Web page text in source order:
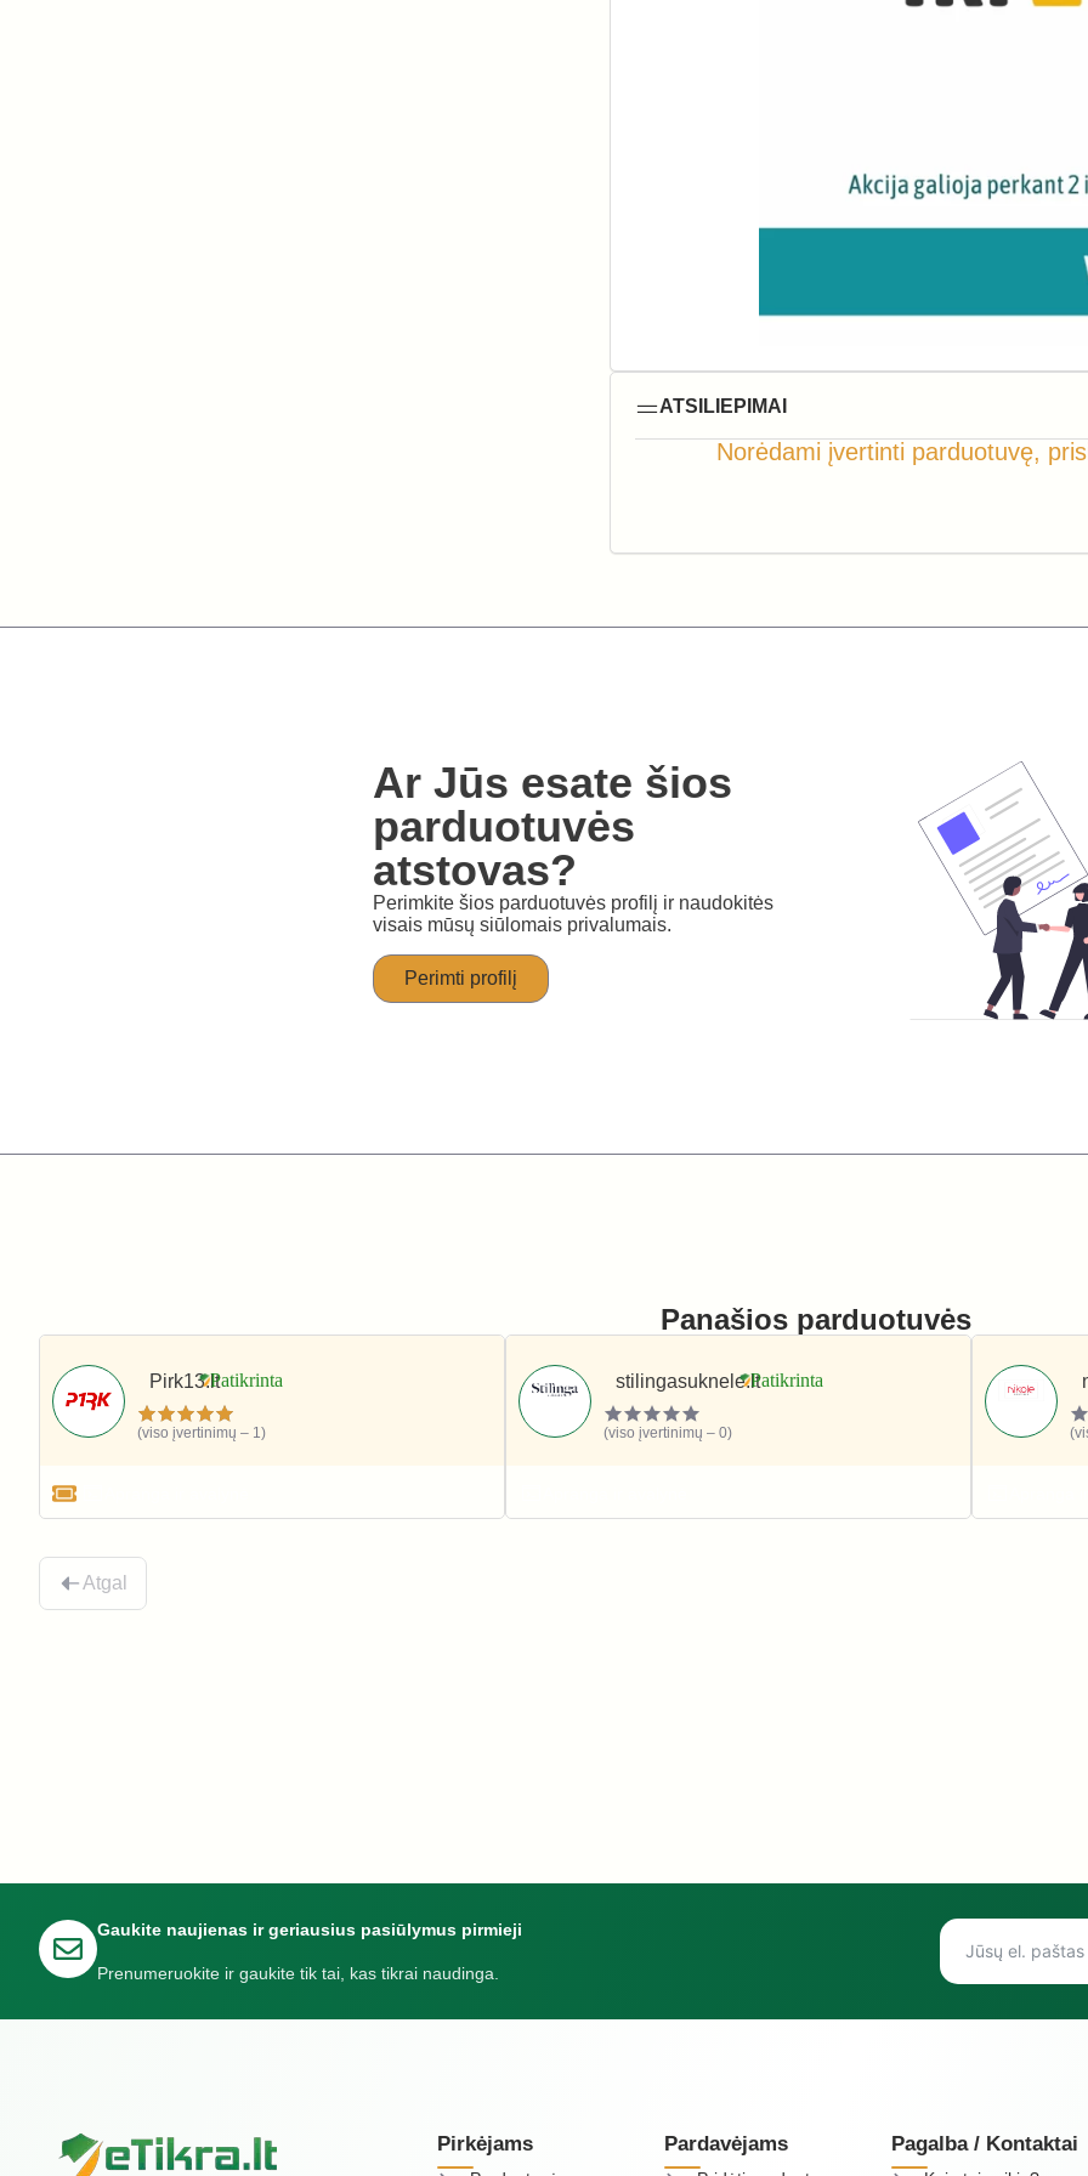
ATSILIEPIMAI
Norėdami įvertinti parduotuvę,
Ar Jūs esate šios
parduotuvės
atstovas?
Perimkite šios parduotuvės profilį ir naudokitės
visais mūsų siūlomais privalumais.
Perimti profilį
Panašios parduotuvės
Pirk13.lt
(viso įvertinimų – 1)
stilingasuknele.lt
(viso įvertinimų – 0)
Atgal
Gaukite naujienas ir geriausius pasiūlymus pirmieji
Prenumeruokite ir gaukite tik tai, kas tikrai naudinga.
Pirkėjams Pardavėjams Pagalba / Kontaktai